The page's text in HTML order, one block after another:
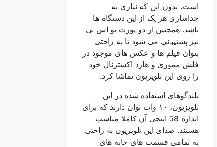
است، بدون این که نیازی به
جداسازی هر یک از این دستگاه ها
باشد. همچنین از دو پورت یو اس بی
نیز پشتیبانی می شود تا به راحتی
بتوان فیلم ها و عکس های موجود در
فلش مموری و هارد اکسترنال خود
را روی این تلویزیون تماشا کرد.
بلندگوهای استفاده شده در این
تلویزیون، ۱۰ وات توان دارند که برای
اندازه 58 اینچی آن کاملا مناسب
هستند. صدای این تلویزیون به راحتی
به تمامی قسمت های خانه های